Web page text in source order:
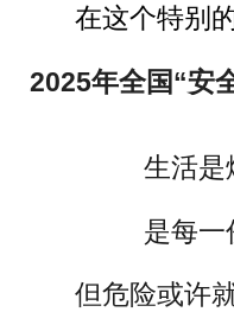
在这个特别
2025年全国“安
生活是
是每一
但危险或许